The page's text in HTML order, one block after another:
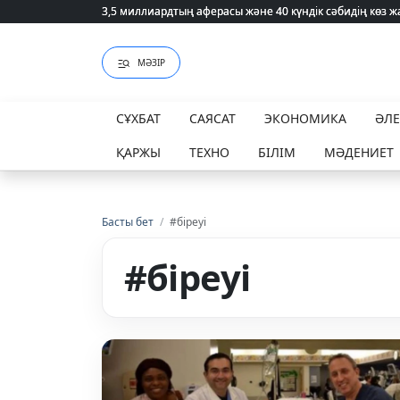
3,5 миллиардтың аферасы және 40 күндік сәбидің
3,5 миллиардтың аферасы және 40 күндік сәбидің
МӘЗІР
СҰХБАТ САЯСАТ ЭКОНОМИКА
ҚАРЖЫ
ТЕХНО БІЛІМ МӘДЕНИЕТ
Басты бет / #біреуі
#біреуі